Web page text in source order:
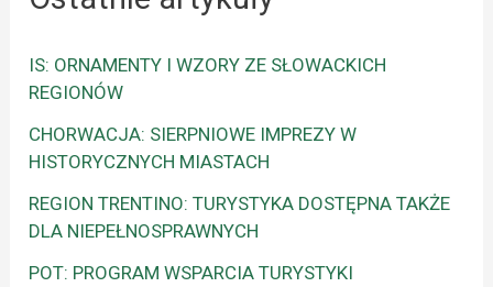
IS: ORNAMENTY I WZORY ZE SŁOWACKICH
REGIONÓW
CHORWACJA: SIERPNIOWE IMPREZY W
HISTORYCZNYCH MIASTACH
REGION TRENTINO: TURYSTYKA DOSTĘPNA TAKŻE
DLA NIEPEŁNOSPRAWNYCH
POT: PROGRAM WSPARCIA TURYSTYKI